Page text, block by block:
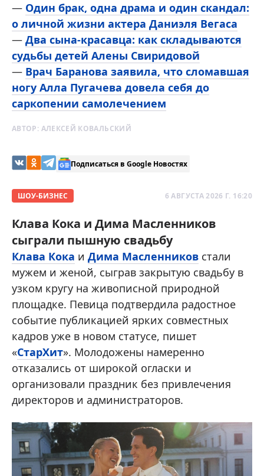
— Один брак, одна драма и один скандал:
о личной жизни актера Даниэля Вегаса
— Два сына-красавца: как складываются
судьбы детей Алены Свиридовой
— Врач Баранова заявила, что сломавшая
ногу Алла Пугачева довела себя до
саркопении самолечением
АВТОР: АЛЕКСЕЙ КОВАЛЬСКИЙ
Подписаться в Google Новостях
ШОУ-БИЗНЕС 6 АВГУСТА 2026 Г. 16:20
Клава Кока и Дима Масленников
сыграли пышную свадьбу
Клава Кока и Дима Масленников стали
мужем и женой, сыграв закрытую свадьбу в
узком кругу на живописной природной
площадке. Певица подтвердила радостное
событие публикацией ярких совместных
кадров уже в новом статусе, пишет
«СтарХит». Молодожены намеренно
отказались от широкой огласки и
организовали праздник без привлечения
директоров и администраторов.